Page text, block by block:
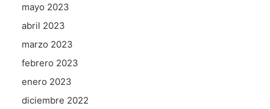
mayo 2023
abril 2023
marzo 2023
febrero 2023
enero 2023
diciembre 2022